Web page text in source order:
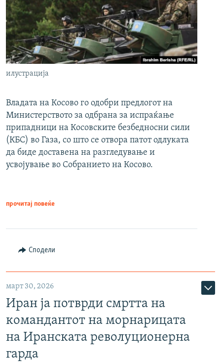
илустрација
Владата на Косово го одобри предлогот на
Министерството за одбрана за испраќање
припадници на Косовските безбедносни сили
(КБС) во Газа, со што се отвора патот одлуката
да биде доставена на разгледување и
усвојување во Собранието на Косово.
прочитај повеќе
Сподели
март 30, 2026
Иран ја потврди смртта на
командантот на морнарицата
на Иранската револуционерна
гарда